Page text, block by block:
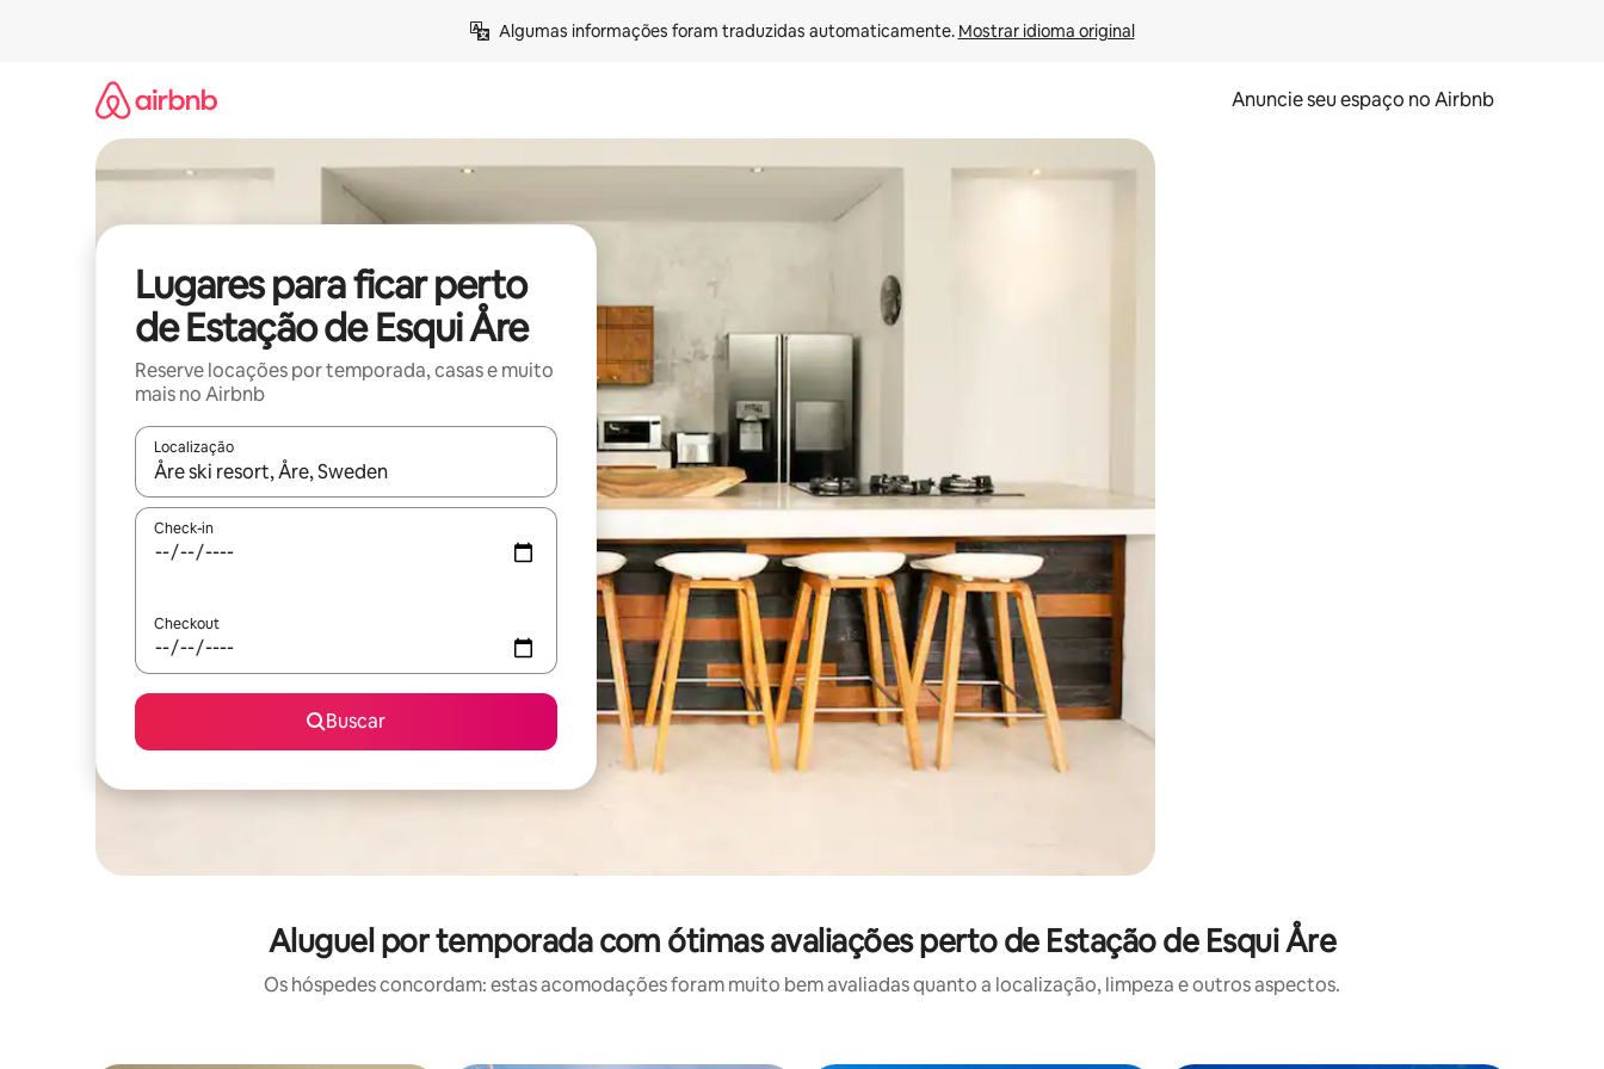
Algumas informações foram traduzidas automaticamente. Mostrar idioma original
Anuncie seu espaço no Airbnb
Lugares para ficar perto
de Estação de Esqui Åre
Reserve locações por temporada, casas e muito
mais no Airbnb
Localização
Quando os resultados estiverem disponíveis, explore-os usando as seta para cima e para baixo do teclado ou tocando e deslizando o dedo na tela.
Check-in
Checkout
Buscar
Aluguel por temporada com ótimas avaliações perto de Estação de Esqui Åre
Os hóspedes concordam: estas acomodações foram muito bem avaliadas quanto a localização, limpeza e outros aspectos.